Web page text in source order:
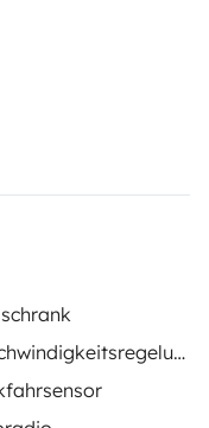
Cualquier
Geschwindigkeitsregelung